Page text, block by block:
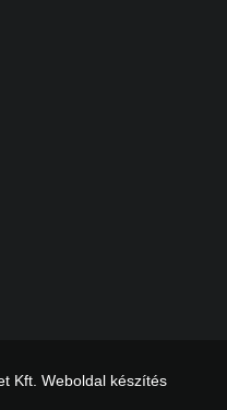
Kft. Weboldal készítés